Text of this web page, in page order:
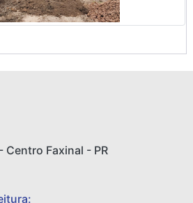
Centro Faxinal - PR